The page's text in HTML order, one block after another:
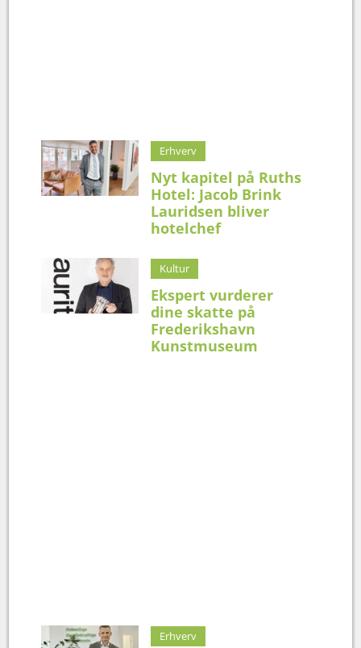
Erhverv
Nyt kapitel på Ruths
Hotel: Jacob Brink
Lauridsen bliver
hotelchef
Kultur
Ekspert vurderer
dine skatte på
Frederikshavn
Kunstmuseum
Erhverv